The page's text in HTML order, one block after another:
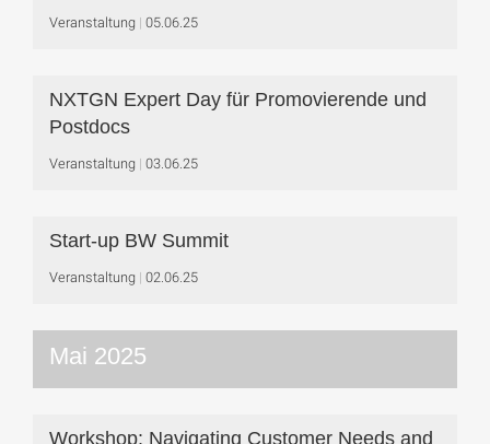
Veranstaltung 05.06.25
NXTGN Expert Day für Promovierende und
Postdocs
Veranstaltung 03.06.25
Start-up BW Summit
Veranstaltung 02.06.25
Mai 2025
Workshop: Navigating Customer Needs and